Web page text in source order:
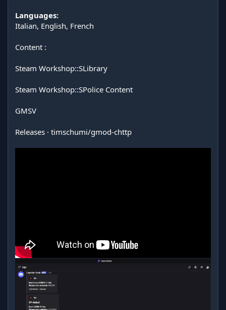
Languages:
Italian, English, French
Content :
Steam Workshop::SLibrary
Steam Workshop::SPolice Content
GMSV
Releases · timschumi/gmod-chttp